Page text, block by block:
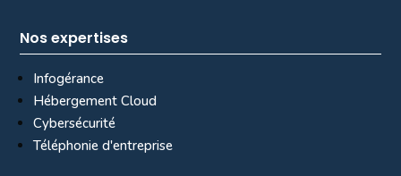
Nos expertises
Infogérance
Hébergement Cloud
Cybersécurité
Téléphonie d'entreprise